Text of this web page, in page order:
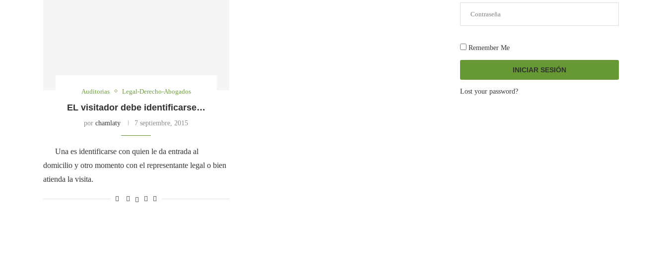
Auditorias Legal-Derecho-Abogados
EL visitador debe identificarse…
porchamlaty 7 septiembre, 2015
Una es identificarse con quien le da entrada al
domicilio y otro momento con el representante legal o bien
atienda la visita.
Remember Me
INICIAR SESIÓN
Lost your password?